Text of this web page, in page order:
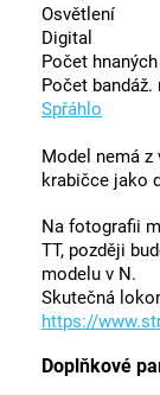
Osvětlení
Digital
Počet
Počet bandáž.
Spřáhlo
Model nemá z
krabičce jako
Na fotografii
TT, později
modelu v N.
Skutečná
https://
Doplňkové